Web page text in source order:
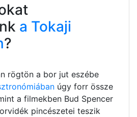
a Tokaji
?
rögtön a bor jut eszébe
úgy forr össze
a filmekben Bud Spencer
pincészetei teszik